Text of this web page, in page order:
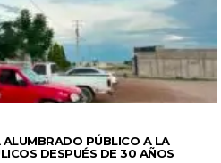
PÚBLICO A LA
DESPUÉS DE 30 AÑOS